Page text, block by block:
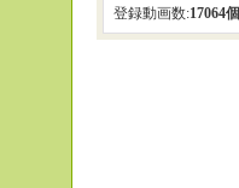
登録動画数:17064個